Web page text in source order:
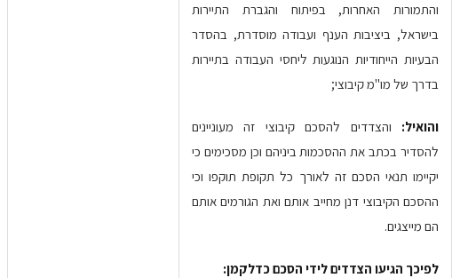
והתמורות האחרות, בפיתוח והגברת התיירות
בישראל, ביציבות הענף ועבודה מוסדרת, בהסדר
הבעיות הייחודיות הנוגעות ליחסי העבודה בתיירות
בדרך של מו"מ קיבוצי;
והואיל: והצדדים להסכם קיבוצי זה מעוניינים
להסדיר בכתב את ההסכמות ביניהם וכן מסכימים כי
יקיימו תנאי הסכם זה לאורך כל תקופת תוקפו וכי
ההסכם הקיבוצי דנן מחייב אותם ואת הגורמים אותם
הם מייצגים.
לפיכך הגיעו הצדדים לידי הסכם כדלקמן: